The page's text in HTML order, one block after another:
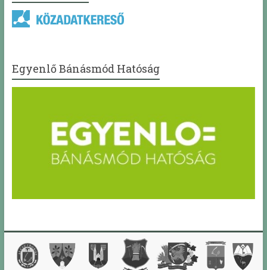
Egyenlő Bánásmód Hatóság